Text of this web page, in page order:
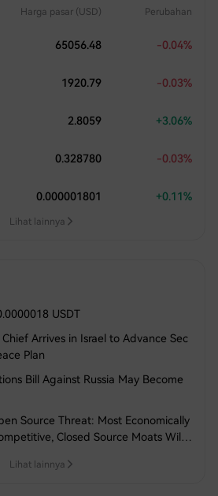
Harga pasar (USD) Perubahan
65056.48 -0.04%
1920.79 -0.03%
2.8059 +3.06%
0.328780 -0.03%
0.000001801 +0.11%
Lihat lainnya
USDT
Arrives in Israel to Advance Sec
Plan
Bill Against Russia May Become
Source Threat: Most Economically
Closed Source Moats Will
Lihat lainnya